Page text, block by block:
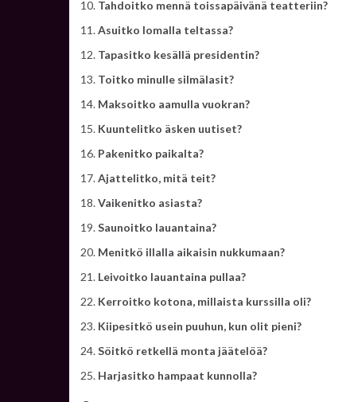
Tahdoitko mennä toissapäivänä teatteriin?
Asuitko lomalla teltassa?
Tapasitko kesällä presidentin?
Toitko minulle silmälasit?
Maksoitko aamulla vuokran?
Kuuntelitko äsken uutiset?
Pakenitko paikalta?
Ajattelitko, mitä teit?
Vaikenitko asiasta?
Saunoitko lauantaina?
Menitkö illalla aikaisin nukkumaan?
Leivoitko lauantaina pullaa?
Kerroitko kotona, millaista kurssilla oli?
Kiipesitkö usein puuhun, kun olit pieni?
Söitkö retkellä monta jäätelöä?
Harjasitko hampaat kunnolla?